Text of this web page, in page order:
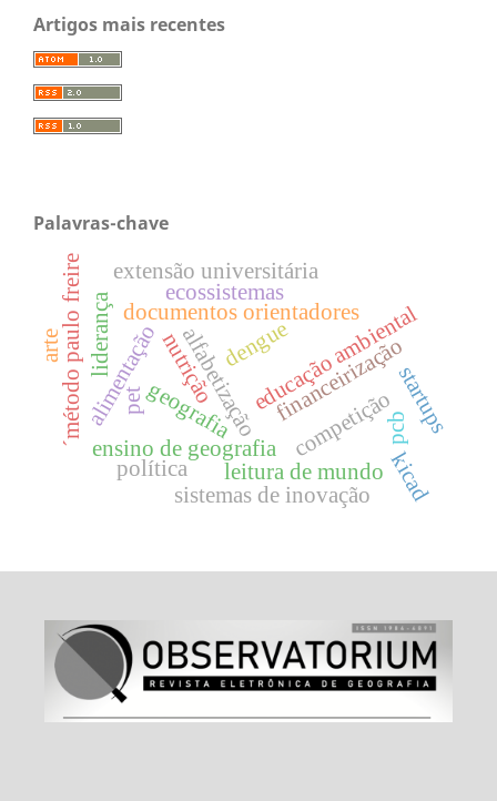
Artigos mais recentes
Palavras-chave
ensino de geografia
alfabetização
´método paulo freire
leitura de mundo
documentos orientadores
geografia educação ambiental
dengue
sistemas de inovação
ecossistemas
financeirizaçãostartups
nutrição
alimentação competição
pet
pcb
kicad
extensão universitária
liderança
arte
política